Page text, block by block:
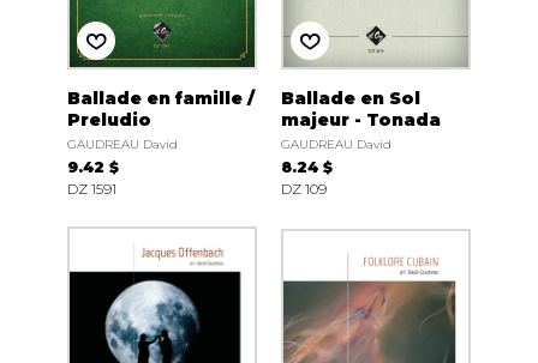
Ballade en famille /
Preludio
GAUDREAU David
9.42 $
DZ 1591
Ballade en Sol
majeur - Tonada
GAUDREAU David
8.24 $
DZ 109